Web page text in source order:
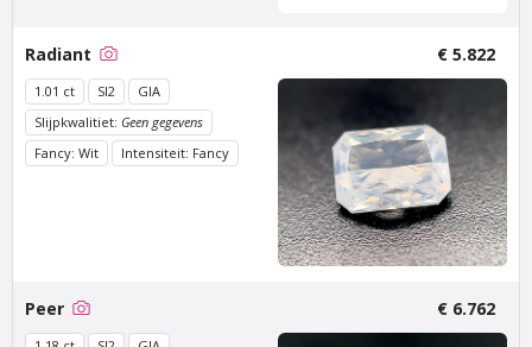
€ 500
excl. BTW
Radiant € 5.822
1.01 ct SI2
GIA
Slijpkwalitiet: Geen gegevens
Fancy: Wit
Intensiteit: Fancy
Peer € 6.762